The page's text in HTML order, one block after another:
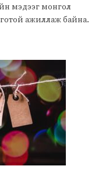
мэдээг монгол
ажиллаж байна.